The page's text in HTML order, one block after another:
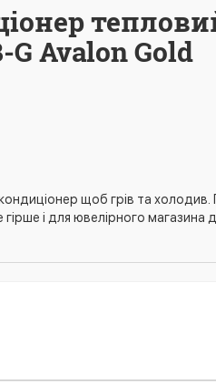
G Avalon Gold
щоб грів та
і для ювелірного магазина